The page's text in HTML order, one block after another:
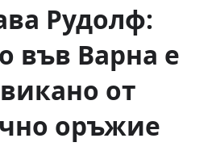
Рудолф:
във Варна е
от
оръжие